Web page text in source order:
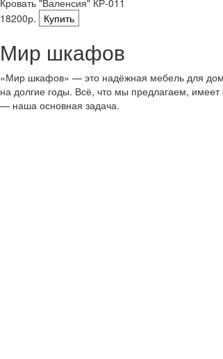
18200р.
Купить
Мир шкафов
«Мир шкафов» — это надёжная мебель для
на долгие годы. Всё, что мы предлагаем,
— наша основная задача.